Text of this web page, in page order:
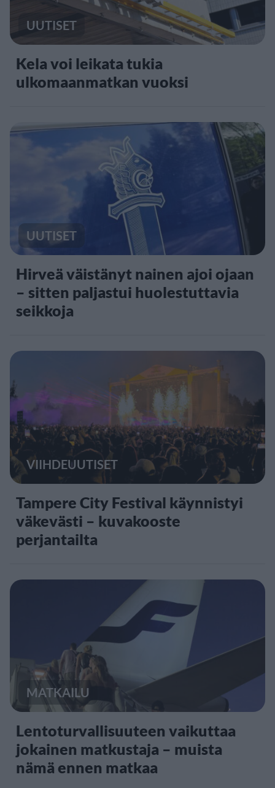
UUTISET
Kela voi leikata tukia
ulkomaanmatkan vuoksi
UUTISET
Hirveä väistänyt nainen ajoi ojaan
– sitten paljastui huolestuttavia
seikkoja
VIIHDEUUTISET
Tampere City Festival käynnistyi
väkevästi – kuvakooste
perjantailta
MATKAILU
Lentoturvallisuuteen vaikuttaa
jokainen matkustaja – muista
nämä ennen matkaa